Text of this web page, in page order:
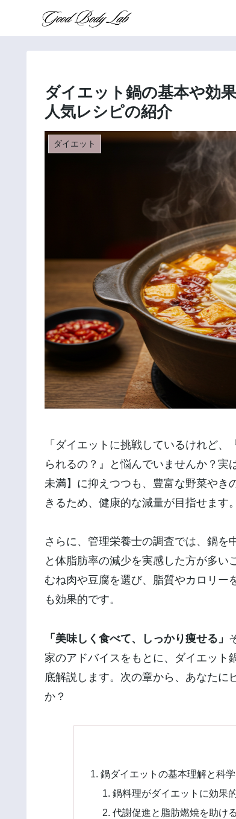
ダイエット鍋の基本や効
人気レシピの紹介
ダイエット
「ダイエットに挑戦しているけれど
られるの？』と悩んでいませんか？
未満】に抑えつつも、豊富な野菜やき
きるため、健康的な減量が目指せます。
さらに、管理栄養士の調査では、鍋を
と体脂肪率の減少を実感した方が多
むね肉や豆腐を選び、脂質やカロリー
も効果的です。
「美味しく食べて、しっかり痩せる」
家のアドバイスをもとに、ダイエット
底解説します。次の章から、あなたに
か？
鍋ダイエットの基本理解と科
鍋料理がダイエットに効果
代謝促進と脂肪燃焼を助け